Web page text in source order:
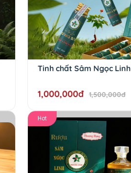
Tinh chất Sâm Ngọc Linh
1,000,000đ 1,500,000đ
Hot